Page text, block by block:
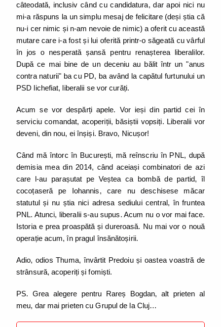
câteodată, inclusiv când cu candidatura, dar apoi nici nu
mi-a răspuns la un simplu mesaj de felicitare (deși știa că
nu-i cer nimic și n-am nevoie de nimic) a oferit cu această
mutare care i-a fost și lui oferită printr-o săgeată cu vârful
în jos o nesperată șansă pentru renașterea liberalilor.
După ce mai bine de un deceniu au bălit într un "anus
contra naturii" ba cu PD, ba având la capătul furtunului un
PSD lichefiat, liberalii se vor curăți.
Acum se vor despărți apele. Vor ieși din partid cei în
serviciu comandat, acoperiții, băsiștii vopsiți. Liberalii vor
deveni, din nou, ei înșiși. Bravo, Nicușor!
Când mă întorc în București, mă reînscriu în PNL, după
demisia mea din 2014, când aceiași combinatori de azi
care l-au parașutat pe Veștea ca bombă de partid, îl
cocoțaseră pe Iohannis, care nu deschisese măcar
statutul și nu știa nici adresa sediului central, în fruntea
PNL. Atunci, liberalii s-au supus. Acum nu o vor mai face.
Istoria e prea proaspătă și dureroasă. Nu mai vor o nouă
operație acum, în pragul însănătoșirii.
Adio, odios Thuma, învârtit Predoiu și oastea voastră de
strânsură, acoperiți și fomiști.
PS. Grea alegere pentru Rareș Bogdan, alt prieten al
meu, dar mai prieten cu Grupul de la Cluj…